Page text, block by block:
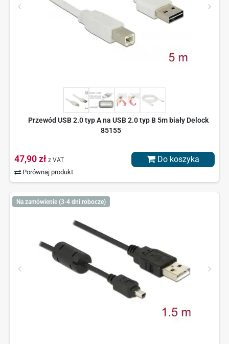
Przewód USB 2.0 typ A na USB 2.0 typ B 5m biały Delock
85155
47,90 zł z VAT
Porównaj produkt
Do koszyka
Na zamówienie (3-4 dni robocze)